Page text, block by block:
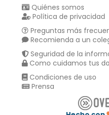
Quiénes somos
Política de privacidad
Preguntas más
Recomienda a un
Seguridad de la
Como cuidamos tus
Condiciones de uso
Prensa